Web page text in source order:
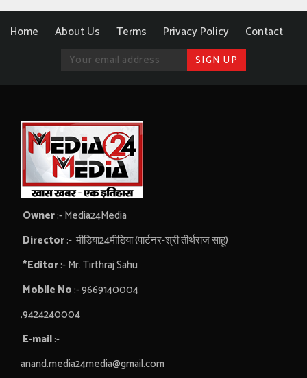
Home About Us Terms Privacy Policy Contact
Owner:- Media24Media
Director:- मीडिया24मीडिया (पार्टनर-श्री तीर्थराज साहू)
*Editor:- Mr. Tirthraj Sahu
Mobile No:- 9669140004
,9424240004
E-mail:-
anand.media24media@gmail.com